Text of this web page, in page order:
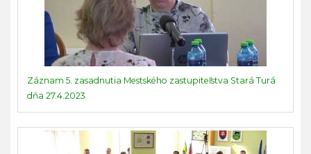
Záznam 5. zasadnutia Mestského zastupiteľstva Stará Turá
dňa 27.4.2023